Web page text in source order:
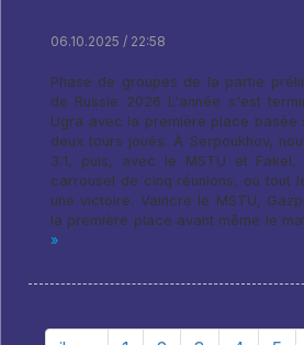
06.10.2025 / 22:58
Phase de groupes de la partie
de Russie 2026 L'année s'est
Ugra avec la première place basée
deux tours joués. À Serpoukhov,
3:1, puis, avec le MSTU et
carrousel de cinq réunions, où tout
une victoire. Vaincre le MSTU,
la première place avant même le
»